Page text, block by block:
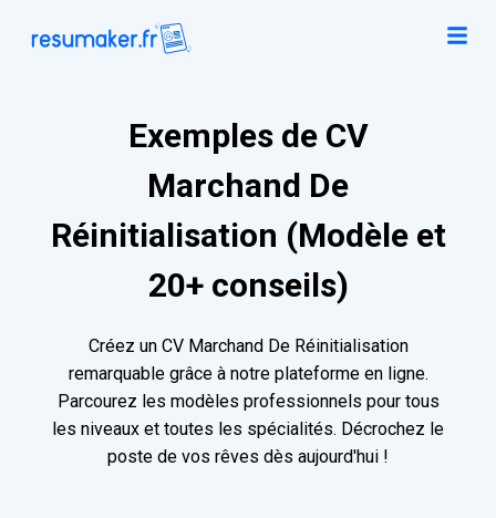
Exemples de CV
Marchand De
Réinitialisation (Modèle et
20+ conseils)
Créez un CV Marchand De Réinitialisation
remarquable grâce à notre plateforme en ligne.
Parcourez les modèles professionnels pour tous
les niveaux et toutes les spécialités. Décrochez le
poste de vos rêves dès aujourd'hui !